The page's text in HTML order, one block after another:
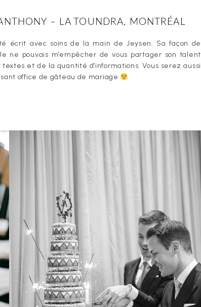
– LA TOUNDRA, MONTRÉAL
écrit avec soins de la main de Jeysen. Sa façon de
ne pouvais m’empêcher de vous partager son talent
et de la quantité d’informations. Vous serez aussi
office de gâteau de mariage